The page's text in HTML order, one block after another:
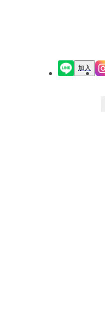
加入